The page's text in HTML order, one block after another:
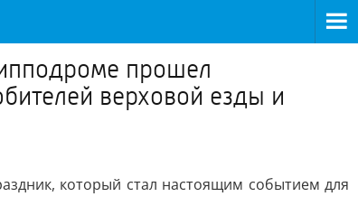
прошел
верховой езды и
который стал настоящим событием для